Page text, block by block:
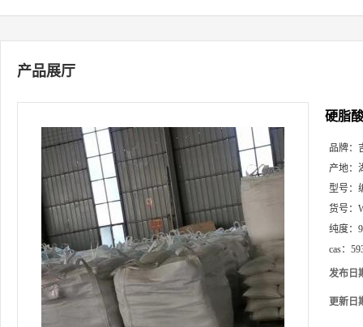
产品展厅
硬脂
品牌：
产地：
型号：
货号：
纯度：
cas：
发布日
更新日